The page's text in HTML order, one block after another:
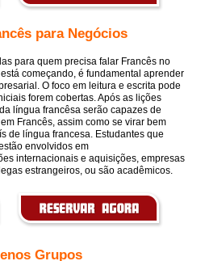
para Negócios
para quem precisa falar Francês no
começando, é fundamental aprender
O foco em leitura e escrita pode
forem cobertas. Após as lições
língua francêsa serão capazes de
Francês, assim como se virar bem
de língua francesa. Estudantes que
envolvidos em
internacionais e aquisições, empresas
estrangeiros, ou são acadêmicos.
Grupos